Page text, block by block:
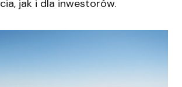
jak i dla inwestorów.